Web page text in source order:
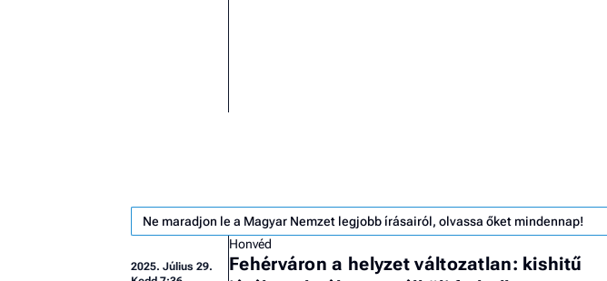
Ne maradjon le a Magyar Nemzet legjobb írásairól, olvassa őket mindennap!
2025. Július 29.
Honvéd
Fehérváron a helyzet változatlan: kishitű